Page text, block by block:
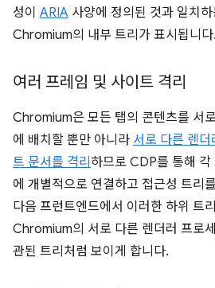
성이 ARIA 사양에 정의된 것과 일치
Chromium의 내부 트리가 표시됩니다.
여러 프레임 및 사이트 격리
Chromium은 모든 탭의 콘텐츠를 서
에 배치할 뿐만 아니라 서로 다른 렌더
트 문서를 격리 하므로 CDP를 통해 각
에 개별적으로 연결하고 접근성 트리
다음 프런트엔드에서 이러한 하위 트
Chromium의 서로 다른 렌더러 프로
관된 트리처럼 보이게 합니다.